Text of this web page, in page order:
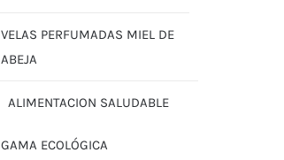
VELAS PERFUMADAS MIEL DE
ABEJA
ALIMENTACION SALUDABLE
GAMA ECOLÓGICA